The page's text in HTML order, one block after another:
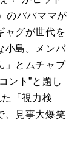
のパパママが
ャグが世代を
小島。メンバ
」とムチャブ
ント”と題し
「視力検
、見事大爆笑